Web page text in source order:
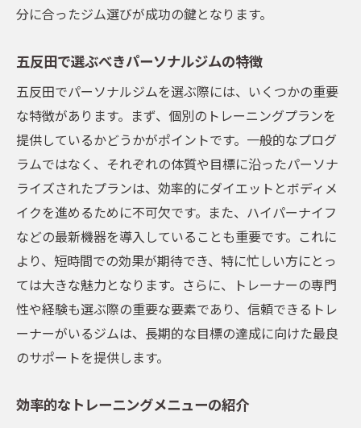
方法
える即効性
ハイパーナイフとは？その効果を解説
即効性を実感するためのトレーニングプラ
ン
ハイパーナイフ施術の流れと注意点
短期集中で成果を出すための秘訣
トレーニング前後のケアで効果を最大化
実績から見るパーソナルトレーニングの効
果
五反田エリアで安心して通えるパーソナルジム
の魅力
五反田のパーソナルジムが選ばれる理由
安全性を確保するためのジム選びのコツ
分に合ったジム選びが成功の鍵となります。
五反田で選ぶべきパーソナルジムの特徴
五反田でパーソナルジムを選ぶ際には、いくつかの重要
な特徴があります。まず、個別のトレーニングプランを
提供しているかどうかがポイントです。一般的なプログ
ラムではなく、それぞれの体質や目標に沿ったパーソナ
ライズされたプランは、効率的にダイエットとボディメ
イクを進めるために不可欠です。また、ハイパーナイフ
などの最新機器を導入していることも重要です。これに
より、短時間での効果が期待でき、特に忙しい方にとっ
ては大きな魅力となります。さらに、トレーナーの専門
性や経験も選ぶ際の重要な要素であり、信頼できるトレ
ーナーがいるジムは、長期的な目標の達成に向けた最良
のサポートを提供します。
効率的なトレーニングメニューの紹介